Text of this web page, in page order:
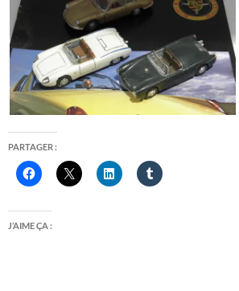
PARTAGER :
J’AIME ÇA :